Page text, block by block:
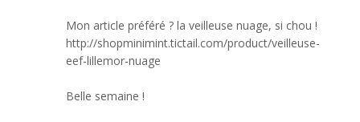
Mon article préféré ? la veilleuse nuage, si chou !
http://shopminimint.tictail.com/product/veilleuse-
eef-lillemor-nuage
Belle semaine !